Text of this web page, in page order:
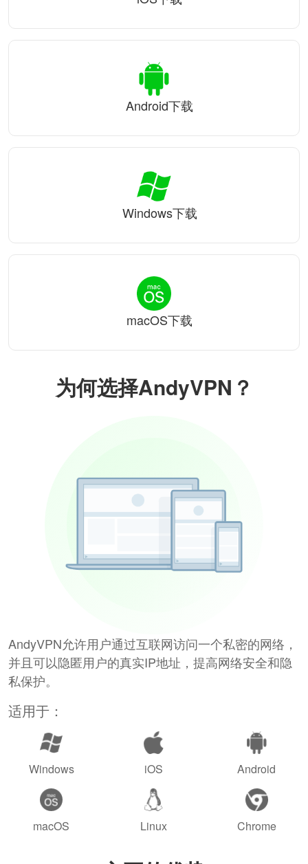
为何选择AndyVPN？
AndyVPN允许用户通过互联网访问一个私密的网络，
并且可以隐匿用户的真实IP地址，提高网络安全和隐
私保护。
适用于：
Windows iOS Android
macOS Linux Chrome
Android下载
Windows下载
macOS下载